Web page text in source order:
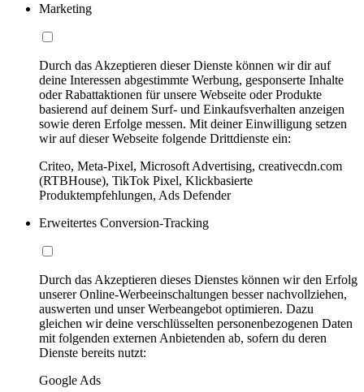
Marketing
Durch das Akzeptieren dieser Dienste können wir dir auf
deine Interessen abgestimmte Werbung, gesponserte Inhalte
oder Rabattaktionen für unsere Webseite oder Produkte
basierend auf deinem Surf- und Einkaufsverhalten anzeigen
sowie deren Erfolge messen. Mit deiner Einwilligung setzen
wir auf dieser Webseite folgende Drittdienste ein:
Criteo, Meta-Pixel, Microsoft Advertising, creativecdn.com
(RTBHouse), TikTok Pixel, Klickbasierte
Produktempfehlungen, Ads Defender
Erweitertes Conversion-Tracking
Durch das Akzeptieren dieses Dienstes können wir den Erfolg
unserer Online-Werbeeinschaltungen besser nachvollziehen,
auswerten und unser Werbeangebot optimieren. Dazu
gleichen wir deine verschlüsselten personenbezogenen Daten
mit folgenden externen Anbietenden ab, sofern du deren
Dienste bereits nutzt:
Google Ads